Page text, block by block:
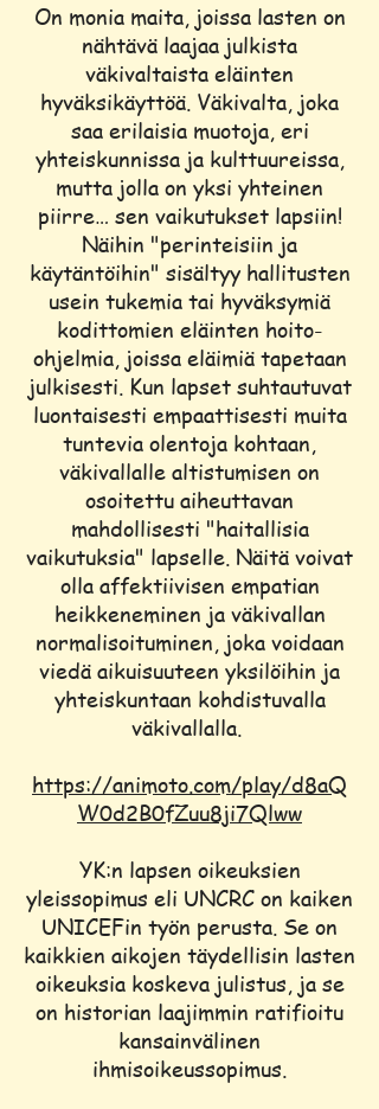
On monia maita, joissa lasten on
nähtävä laajaa julkista
väkivaltaista eläinten
hyväksikäyttöä. Väkivalta, joka
saa erilaisia muotoja, eri
yhteiskunnissa ja kulttuureissa,
mutta jolla on yksi yhteinen
piirre… sen vaikutukset lapsiin!
Näihin "perinteisiin ja
käytäntöihin" sisältyy hallitusten
usein tukemia tai hyväksymiä
kodittomien eläinten hoito-
ohjelmia, joissa eläimiä tapetaan
julkisesti. Kun lapset suhtautuvat
luontaisesti empaattisesti muita
tuntevia olentoja kohtaan,
väkivallalle altistumisen on
osoitettu aiheuttavan
mahdollisesti "haitallisia
vaikutuksia" lapselle. Näitä voivat
olla affektiivisen empatian
heikkeneminen ja väkivallan
normalisoituminen, joka voidaan
viedä aikuisuuteen yksilöihin ja
yhteiskuntaan kohdistuvalla
väkivallalla.
https://animoto.com/play/d8aQ
W0d2B0fZuu8ji7Qlww
YK:n lapsen oikeuksien
yleissopimus eli UNCRC on kaiken
UNICEFin työn perusta. Se on
kaikkien aikojen täydellisin lasten
oikeuksia koskeva julistus, ja se
on historian laajimmin ratifioitu
kansainvälinen
ihmisoikeussopimus.